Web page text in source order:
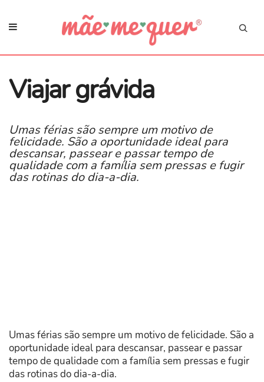
Viajar grávida
Umas férias são sempre um motivo de
felicidade. São a oportunidade ideal para
descansar, passear e passar tempo de
qualidade com a família sem pressas e fugir
das rotinas do dia-a-dia.
Umas férias são sempre um motivo de felicidade. São a
oportunidade ideal para descansar, passear e passar
tempo de qualidade com a família sem pressas e fugir
das rotinas do dia-a-dia.